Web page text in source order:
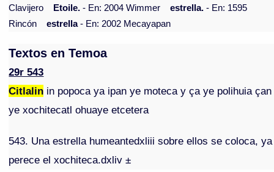
Clavijero
Etoile. - En: 2004 Wimmer estrella. - En: 1595
Rincón
estrella- En: 2002 Mecayapan
Textos en Temoa
29r 543
Citlalin in popoca ya ipan ye moteca y ça ye polihuia çan
ye xochitecatl ohuaye etcetera
543. Una estrella humeantedxliii sobre ellos se coloca, ya
perece el xochiteca.dxliv ±